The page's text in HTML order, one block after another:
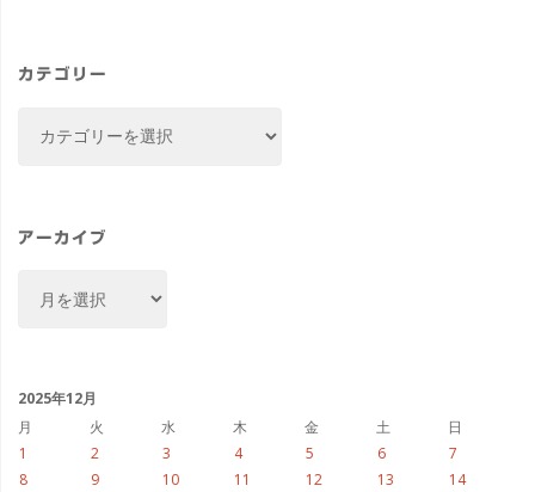
カテゴリー
ー
アーカイブ
ブ
2025年12月
月
火 水 木 金 土
日
1
2 3 4 5 6
7
8
9 10 11 12 13
14